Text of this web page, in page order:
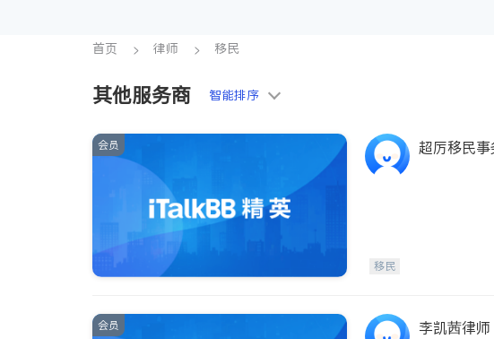
Inyo & San Bernardino
首页 律师 移民
其他服务商 智能排序
会员 超厉移民事
移民
会员 李凯茜律师